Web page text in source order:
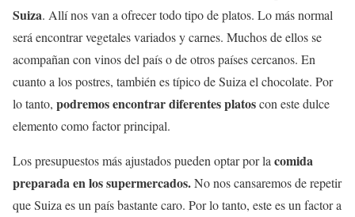
Suiza. Allí nos van a ofrecer todo tipo de platos. Lo más normal
será encontrar vegetales variados y carnes. Muchos de ellos se
acompañan con vinos del país o de otros países cercanos. En
cuanto a los postres, también es típico de Suiza el chocolate. Por
lo tanto, podremos encontrar diferentes platoscon este dulce
elemento como factor principal.
Los presupuestos más ajustados pueden optar por la comida
preparada en los supermercados.No nos cansaremos de repetir
que Suiza es un país bastante caro. Por lo tanto, este es un factor a